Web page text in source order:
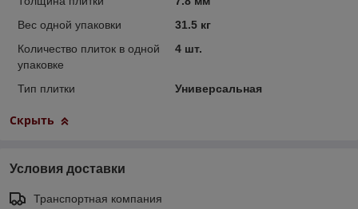
Вес одной упаковки
31.5 кг
Количество плиток в одной
упаковке
4 шт.
Тип плитки Универсальная
Скрыть
Условия доставки
Транспортная компания